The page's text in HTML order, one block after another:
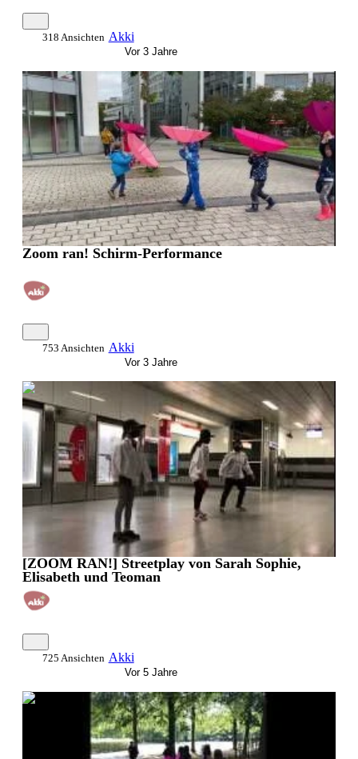
318 Ansichten Akki
Vor 3 Jahre
0:02:10
Zoom ran! Schirm-Performance
753 Ansichten Akki
Vor 3 Jahre
0:02:13
[ZOOM RAN!] Streetplay von Sarah Sophie,
Elisabeth und Teoman
725 Ansichten Akki
Vor 5 Jahre
0:02:37